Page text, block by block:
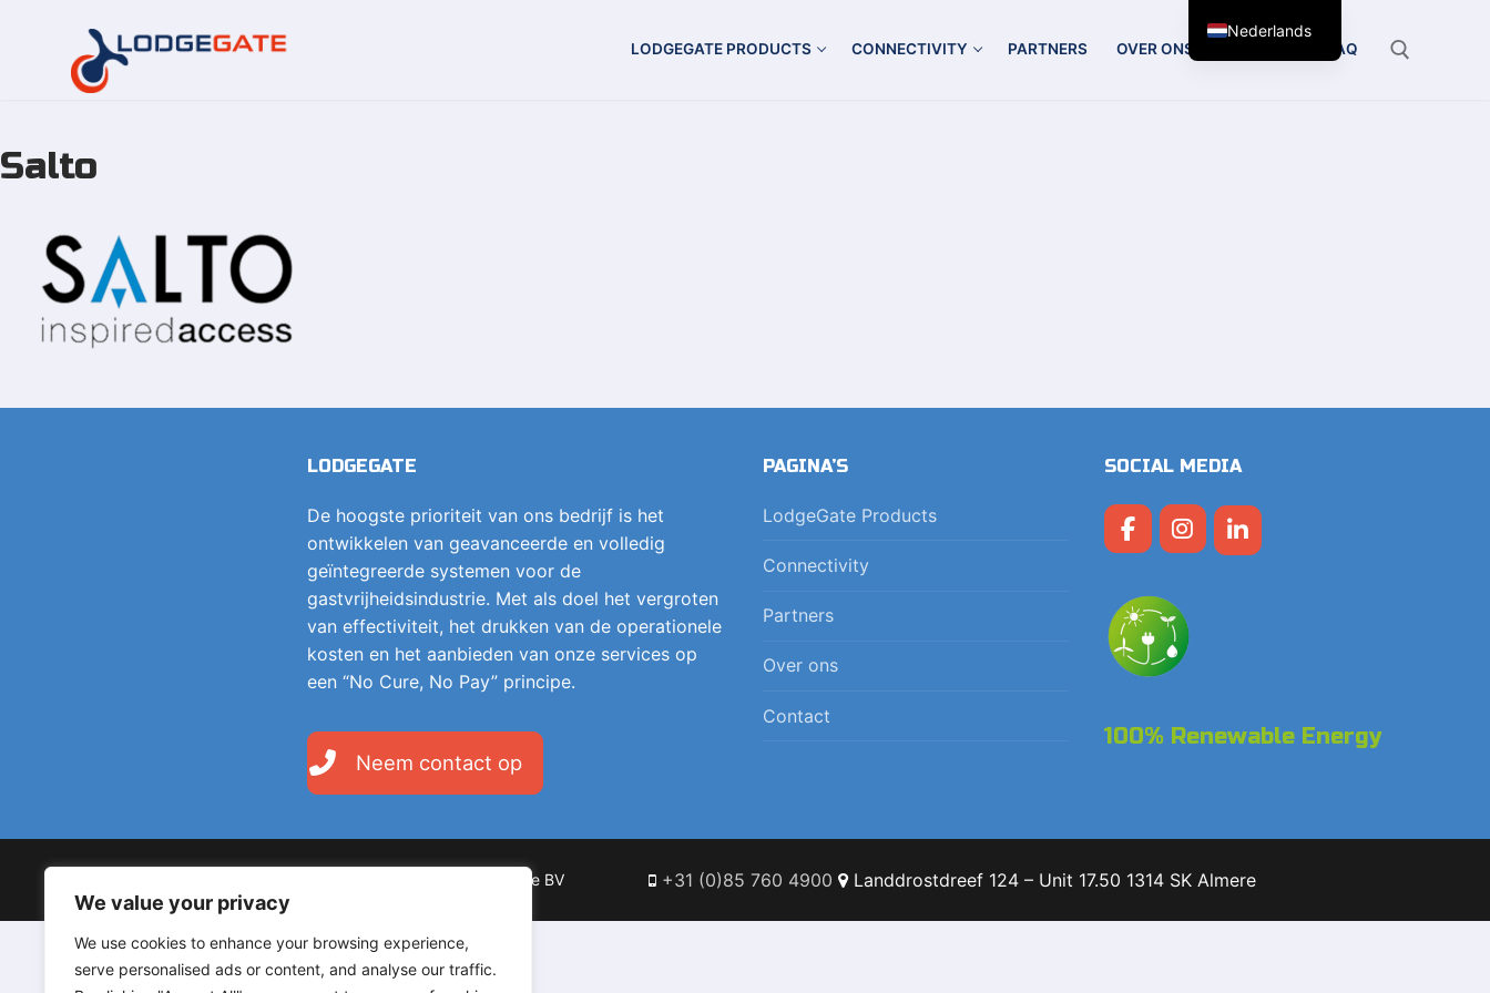
We value your privacy
We use cookies to enhance your browsing experience,
serve personalised ads or content, and analyse our traffic.
Overslaan
naar
LODGEGATE PRODUCTS CONNECTIVITY PARTNERS OVER ONS FAQ
Salto
LODGEGATE
De hoogste prioriteit van ons bedrijf is het
ontwikkelen van geavanceerde en volledig
geïntegreerde systemen voor de
gastvrijheidsindustrie. Met als doel het vergroten
van effectiviteit, het drukken van de operationele
kosten en het aanbieden van onze services op
een “No Cure, No Pay” principe.
Neem contact op
PAGINA’S
LodgeGate Products
Connectivity
Partners
Over ons
Contact
SOCIAL MEDIA
100% Renewable Energy
Copyright © 2026 LodgeGate PMS – Powered by Hotels Online BV +31 (0)85 760 4900 Landdrostdreef 124 – Unit 17.50 1314 SK Almere
Nederlands